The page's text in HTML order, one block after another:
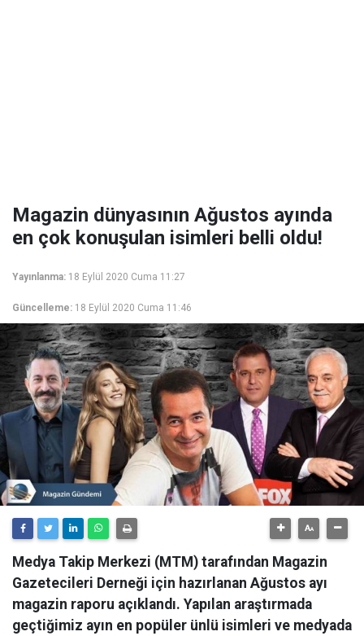
Magazin dünyasının Ağustos ayında
en çok konuşulan isimleri belli oldu!
Yayınlanma: 18 Eylül 2020 Cuma 11:27
Güncelleme: 18 Eylül 2020 Cuma 11:46
Medya Takip Merkezi (MTM) tarafından Magazin
Gazetecileri Derneği için hazırlanan Ağustos ayı
magazin raporu açıklandı. Yapılan araştırmada
geçtiğimiz ayın en popüler ünlü isimleri ve medyada